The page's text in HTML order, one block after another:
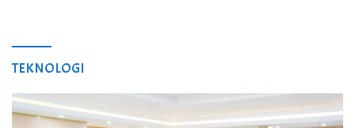
TEKNOLOGI